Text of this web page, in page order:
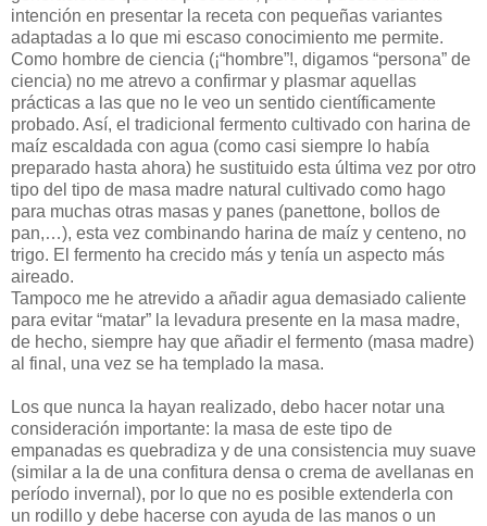
intención en presentar la receta con pequeñas variantes
adaptadas a lo que mi escaso conocimiento me permite.
Como hombre de ciencia (¡“hombre”!, digamos “persona” de
ciencia) no me atrevo a confirmar y plasmar aquellas
prácticas a las que no le veo un sentido científicamente
probado. Así, el tradicional fermento cultivado con harina de
maíz escaldada con agua (como casi siempre lo había
preparado hasta ahora) he sustituido esta última vez por otro
tipo del tipo de masa madre natural cultivado como hago
para muchas otras masas y panes (panettone, bollos de
pan,…), esta vez combinando harina de maíz y centeno, no
trigo. El fermento ha crecido más y tenía un aspecto más
aireado.
Tampoco me he atrevido a añadir agua demasiado caliente
para evitar “matar” la levadura presente en la masa madre,
de hecho, siempre hay que añadir el fermento (masa madre)
al final, una vez se ha templado la masa.
Los que nunca la hayan realizado, debo hacer notar una
consideración importante: la masa de este tipo de
empanadas es quebradiza y de una consistencia muy suave
(similar a la de una confitura densa o crema de avellanas en
período invernal), por lo que no es posible extenderla con
un rodillo y debe hacerse con ayuda de las manos o un